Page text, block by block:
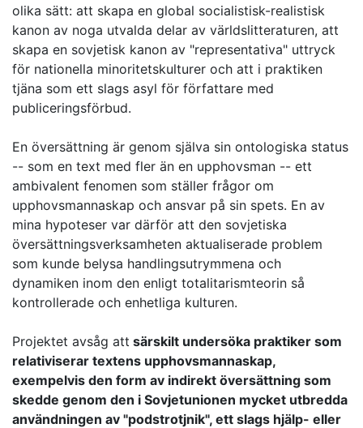
olika sätt: att skapa en global socialistisk-realistisk
kanon av noga utvalda delar av världslitteraturen, att
skapa en sovjetisk kanon av "representativa" uttryck
för nationella minoritetskulturer och att i praktiken
tjäna som ett slags asyl för författare med
publiceringsförbud.
En översättning är genom själva sin ontologiska status
-- som en text med fler än en upphovsman -- ett
ambivalent fenomen som ställer frågor om
upphovsmannaskap och ansvar på sin spets. En av
mina hypoteser var därför att den sovjetiska
översättningsverksamheten aktualiserade problem
som kunde belysa handlingsutrymmena och
dynamiken inom den enligt totalitarismteorin så
kontrollerade och enhetliga kulturen.
Projektet avsåg att särskilt undersöka praktiker som
relativiserar textens upphovsmannaskap,
exempelvis den form av indirekt översättning som
skedde genom den i Sovjetunionen mycket utbredda
användningen av "podstrotjnik", ett slags hjälp- eller